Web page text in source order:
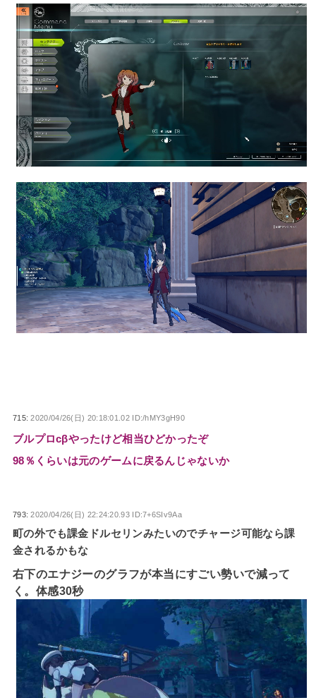
715:2020/04/26(日) 20:18:01.02 ID:/hMY3gH90
ブルプロcβやったけど相当ひどかったぞ
98％くらいは元のゲームに戻るんじゃないか
793:2020/04/26(日) 22:24:20.93 ID:7+6SIv9Aa
町の外でも課金ドルセリンみたいのでチャージ可能なら課
金されるかもな
右下のエナジーのグラフが本当にすごい勢いで減って
く。体感30秒